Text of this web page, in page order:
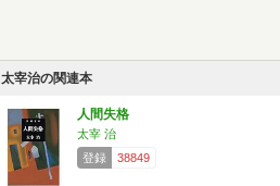
太宰治の関連本
人間失格
太宰 治
登録
38849